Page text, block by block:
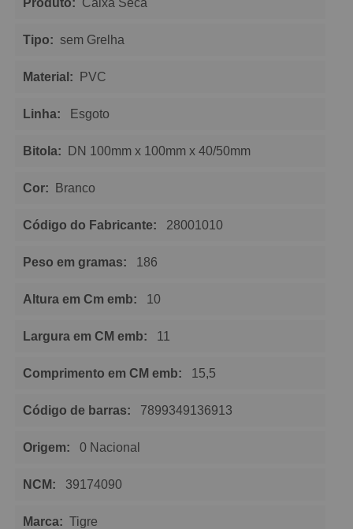
Produto: Caixa Seca
Tipo: sem Grelha
Material: PVC
Linha: Esgoto
Bitola: DN 100mm x 100mm x 40/50mm
Cor: Branco
Código do Fabricante: 28001010
Peso em gramas: 186
Altura em Cm emb: 10
Largura em CM emb: 11
Comprimento em CM emb: 15,5
Código de barras: 7899349136913
Origem: 0 Nacional
NCM: 39174090
Marca: Tigre